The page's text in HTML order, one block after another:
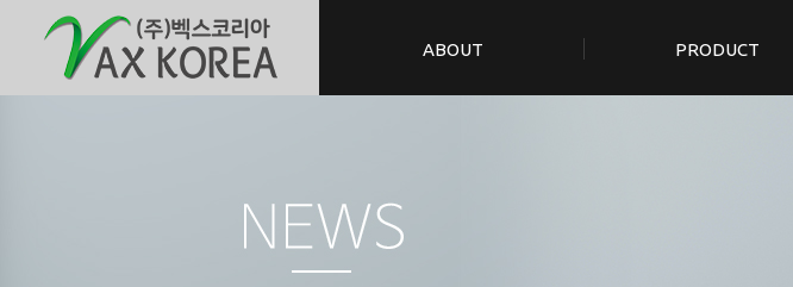
ABOUT PRODUCT